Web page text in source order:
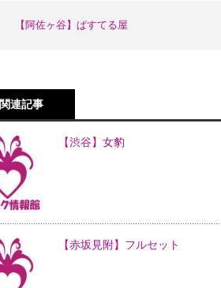
【阿佐ヶ谷】ぱすてる屋
関連記事
【渋谷】女豹
【赤坂見附】フルセット